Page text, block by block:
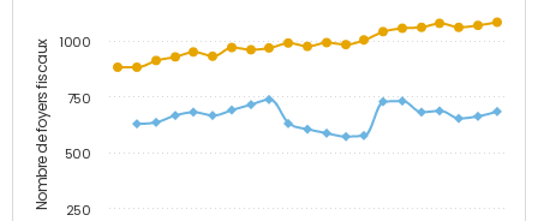
Nombre de foyers fiscaux
250
500
750
1000